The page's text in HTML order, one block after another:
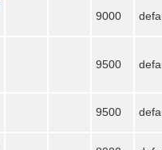
9000
9500
9500